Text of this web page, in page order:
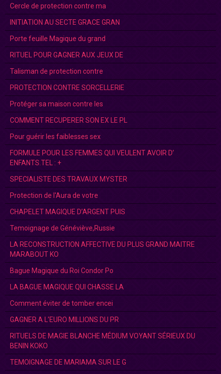
Cercle de protection contre ma
INITIATION AU SECTE GRACE GRAN
Porte feuille Magique du grand
RITUEL POUR GAGNER AUX JEUX DE
Talisman de protection contre
PROTECTION CONTRE SORCELLERIE
Protéger sa maison contre les
COMMENT RECUPERER SON EX LE PL
Pour guérir les faiblesses sex
FORMULE POUR LES FEMMES QUI VEULENT AVOIR D’
ENFANTS.TEL : +
SPECIALISTE DES TRAVAUX MYSTER
Protection de l'Aura de votre
CHAPELET MAGIQUE D’ARGENT PUIS
Temoignage de Généviève,Russie
LA RECONSTRUCTION AFFECTIVE DU PLUS GRAND MAITRE
MARABOUT KO
Bague Magique du Roi Condor Po
LA BAGUE MAGIQUE QUI CHASSE LA
Comment éviter de tomber encei
GAGNER A L’EURO MILLIONS DU PR
RITUELS DE MAGIE BLANCHE MÉDIUM VOYANT SÉRIEUX DU
BENIN KOKO
TEMOIGNAGE DE MARIAMA SUR LE G